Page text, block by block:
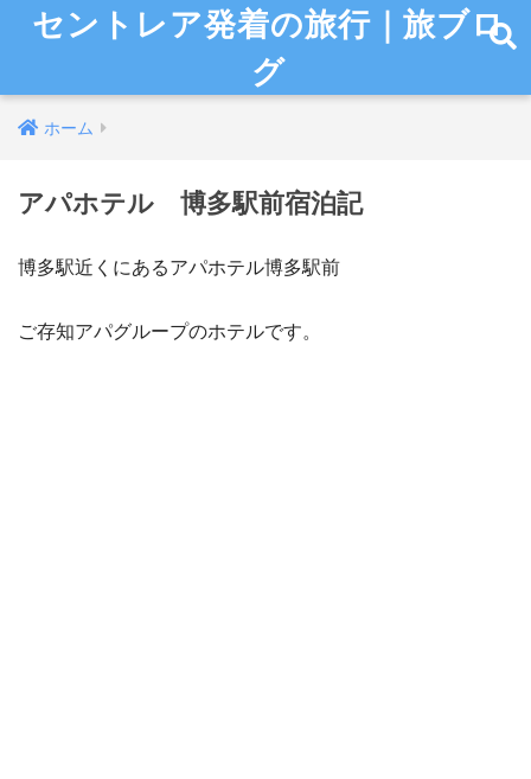
セントレア発着の旅行｜旅ブロ
グ
ホーム
アパホテル 博多駅前宿泊記
博多駅近くにあるアパホテル博多駅前
ご存知アパグループのホテルです。